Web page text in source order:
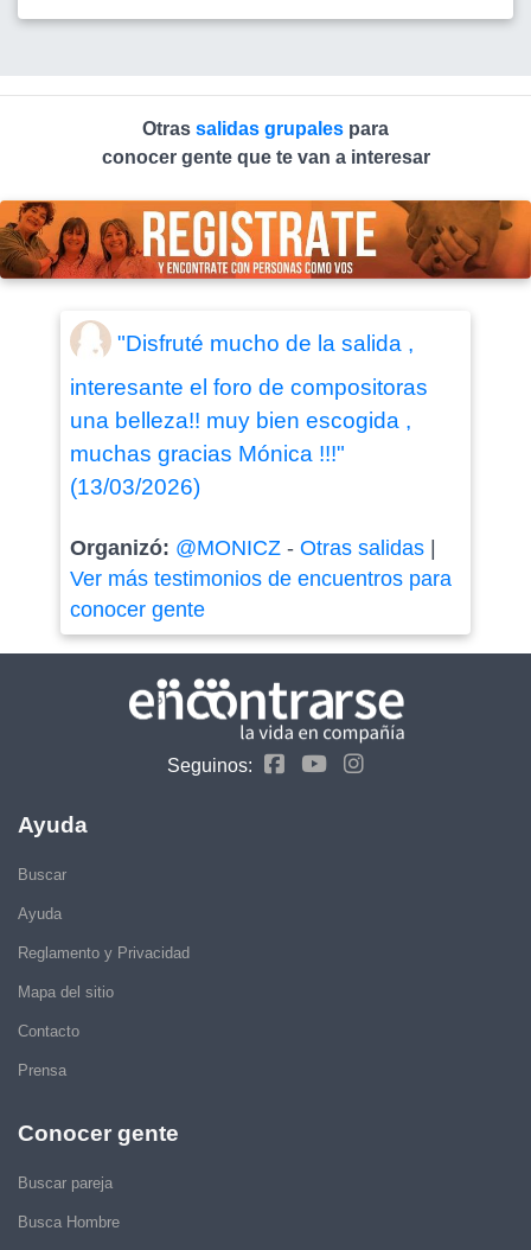
Otras salidas grupales para
conocer gente que te van a interesar
"Disfruté mucho de la salida ,
interesante el foro de compositoras
una belleza!! muy bien escogida ,
muchas gracias Mónica !!!"
(13/03/2026)
Organizó: @MONICZ- Otras salidas|
Ver más testimonios de encuentros para
conocer gente
Seguinos:
Ayuda
Buscar
Ayuda
Reglamento y Privacidad
Mapa del sitio
Contacto
Prensa
Conocer gente
Buscar pareja
Busca Hombre